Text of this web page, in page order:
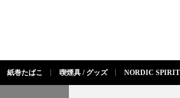
紙巻たばこ 喫煙具 / グッズ NORDIC SPIRIT